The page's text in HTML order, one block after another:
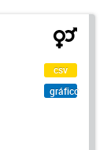
csv
gráfico